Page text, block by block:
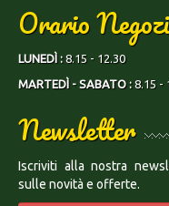
Orario
LUNEDÌ :8.15 - 12.30
MARTEDÌ - SABATO :8.15 -
Newsletter
Iscriviti alla nostra
sulle novità e offerte.